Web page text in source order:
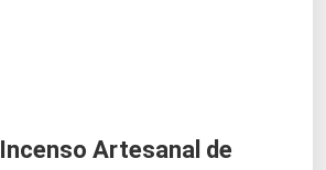
Artesanal de